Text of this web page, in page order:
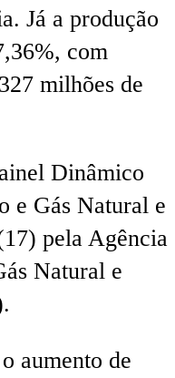
Já a produção
com
milhões de
Dinâmico
e Gás Natural e
pela Agência
Natural e
aumento de